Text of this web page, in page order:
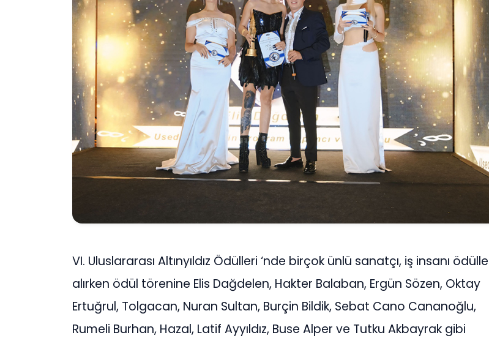
VI. Uluslararası Altınyıldız Ödülleri ‘nde birçok ünlü sanatçı, iş insanı
alırken ödül törenine Elis Dağdelen, Hakter Balaban, Ergün Sözen, Oktay
Ertuğrul, Tolgacan, Nuran Sultan, Burçin Bildik, Sebat Cano Cananoğlu,
Rumeli Burhan, Hazal, Latif Ayyıldız, Buse Alper ve Tutku Akbayrak gibi